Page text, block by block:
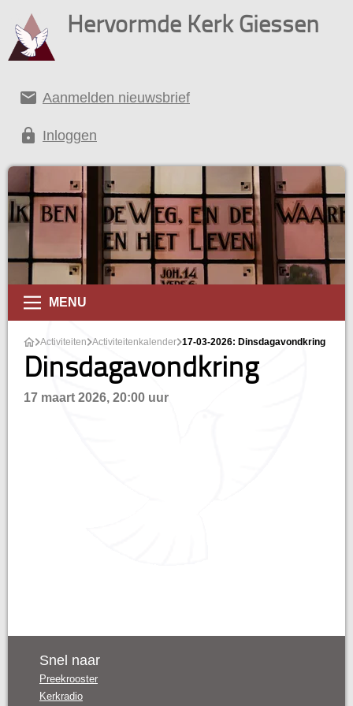
Hervormde Kerk Giessen
email Aanmelden nieuwsbrief
lock Inloggen
MENU
Activiteiten Activiteitenkalender 17-03-2026: Dinsdagavondkring
Dinsdagavondkring
17 maart 2026, 20:00 uur
Snel naar
Preekrooster
Kerkradio